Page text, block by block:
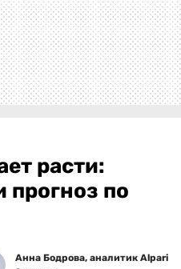
расти:
прогноз по
Анна Бодрова, аналитик Alpari